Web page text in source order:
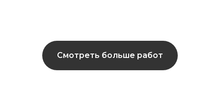
Смотреть больше работ